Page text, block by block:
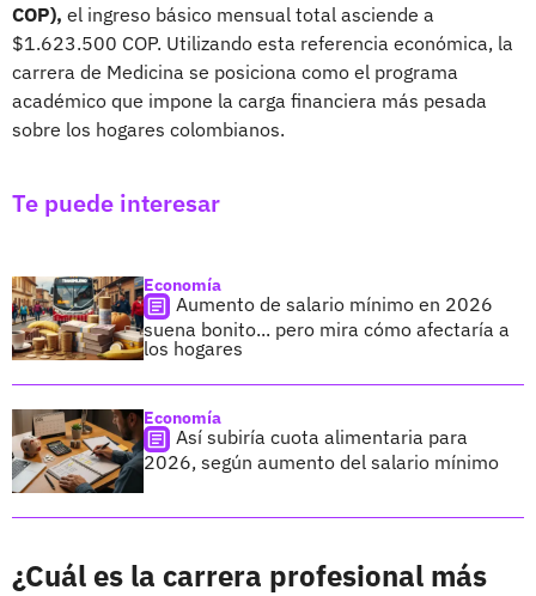
COP), el ingreso básico mensual total asciende a
$1.623.500 COP. Utilizando esta referencia económica, la
carrera de Medicina se posiciona como el programa
académico que impone la carga financiera más pesada
sobre los hogares colombianos.
Te puede interesar
Economía
Aumento de salario mínimo en 2026
suena bonito... pero mira cómo afectaría a
los hogares
Economía
Así subiría cuota alimentaria para
2026, según aumento del salario mínimo
¿Cuál es la carrera profesional más